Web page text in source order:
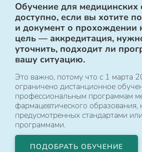
Обучение для медицинских
доступно, если вы хотите
и документ о прохождении
цель — аккредитация,
уточнить, подходит ли
вашу ситуацию.
Это важно, потому что с 1 марта
ограничено дистанционное
профессиональным программам
фармацевтического образования,
предусмотренных стандартами
программами.
ПОДОБРАТЬ ОБУЧЕНИЕ